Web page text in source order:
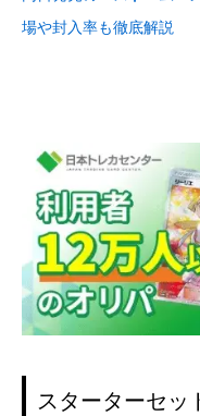
場や封入率も徹底解説
スターターセッ